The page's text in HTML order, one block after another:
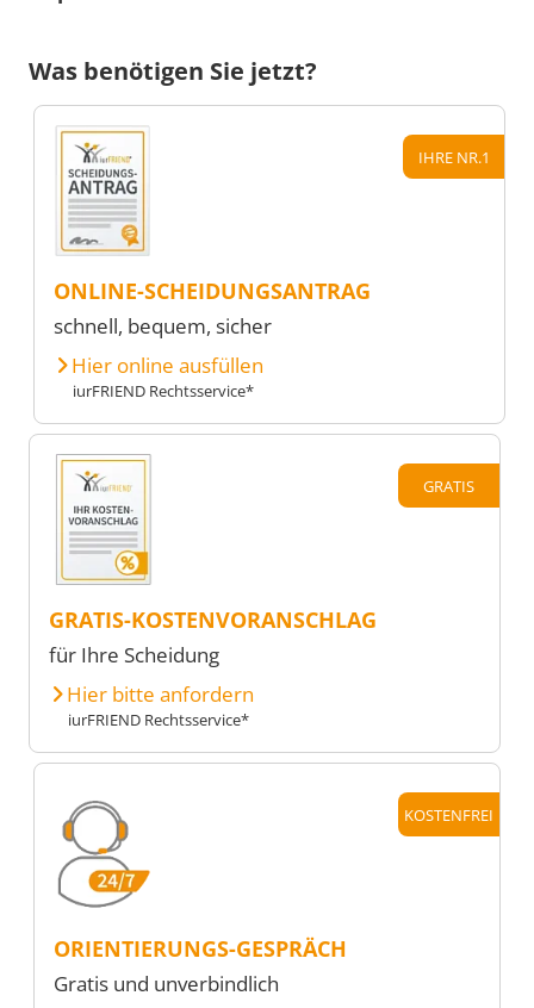
Was benötigen Sie jetzt?
IHRE NR.1
ONLINE-SCHEIDUNGSANTRAG
schnell, bequem, sicher
Hier online ausfüllen
iurFRIEND Rechtsservice*
GRATIS
GRATIS-KOSTENVORANSCHLAG
für Ihre Scheidung
Hier bitte anfordern
iurFRIEND Rechtsservice*
KOSTENFREI
ORIENTIERUNGS-GESPRÄCH
Gratis und unverbindlich